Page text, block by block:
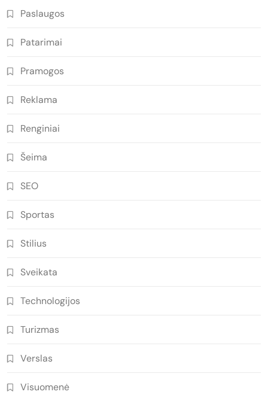
Paslaugos
Patarimai
Pramogos
Reklama
Renginiai
Šeima
SEO
Sportas
Stilius
Sveikata
Technologijos
Turizmas
Verslas
Visuomenė